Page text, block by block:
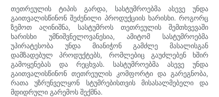
თეთრეულის ტიპის გარდა, სასტუმროებმა ასევე უნდა
გაითვალისწინონ შეძენილი პროდუქციის ხარისხი. როგორც
ზემოთ აღინიშნა, სასტუმროს თეთრეულის შემთხვევაში
ხარისხი უმნიშვნელოვანესია, ამიტომ სასტუმროებმა
უპირატესობა უნდა მიანიჭონ გამძლე მასალისგან
დამზადებულ პროდუქტებს, რომლებიც გაუძლებენ ხშირ
გამოყენებას და რეცხვას. სასტუმროებმა ასევე უნდა
გაითვალისწინონ თეთრეულის კომფორტი და გარეგნობა,
რათა უზრუნველყონ სტუმრებისთვის მისასალმებელი და
მდიდრული გარემოს შექმნა.